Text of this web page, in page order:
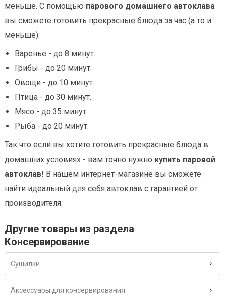
меньше. С помощью парового домашнего автоклава
вы сможете готовить прекрасные блюда за час (а то и
меньше):
Варенье - до 8 минут.
Грибы - до 20 минут.
Овощи - до 10 минут.
Птица - до 30 минут.
Мясо - до 35 минут.
Рыба - до 20 минут.
Так что если вы хотите готовить прекрасные блюда в
домашних условиях - вам точно нужно купить паровой
автоклав! В нашем интернет-магазине вы сможете
найти идеальный для себя автоклав с гарантией от
производителя.
Другие товары из раздела
Консервирование
Сушилки
Аксессуары для консервирования